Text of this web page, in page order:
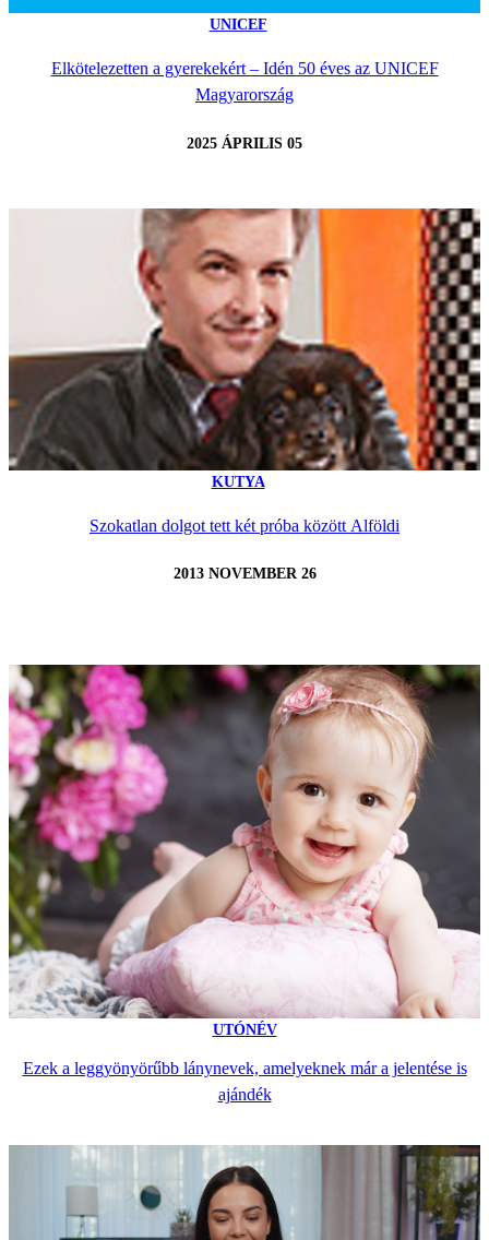
UNICEF
Elkötelezetten a gyerekekért – Idén 50 éves az UNICEF
Magyarország
2025 ÁPRILIS 05
KUTYA
Szokatlan dolgot tett két próba között Alföldi
2013 NOVEMBER 26
UTÓNÉV
Ezek a leggyönyörűbb lánynevek, amelyeknek már a jelentése is
ajándék